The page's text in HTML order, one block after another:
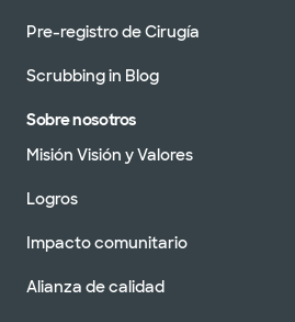
Pre-registro de Cirugía
Scrubbing in Blog
Sobre nosotros
Misión Visión y Valores
Logros
Impacto comunitario
Alianza de calidad